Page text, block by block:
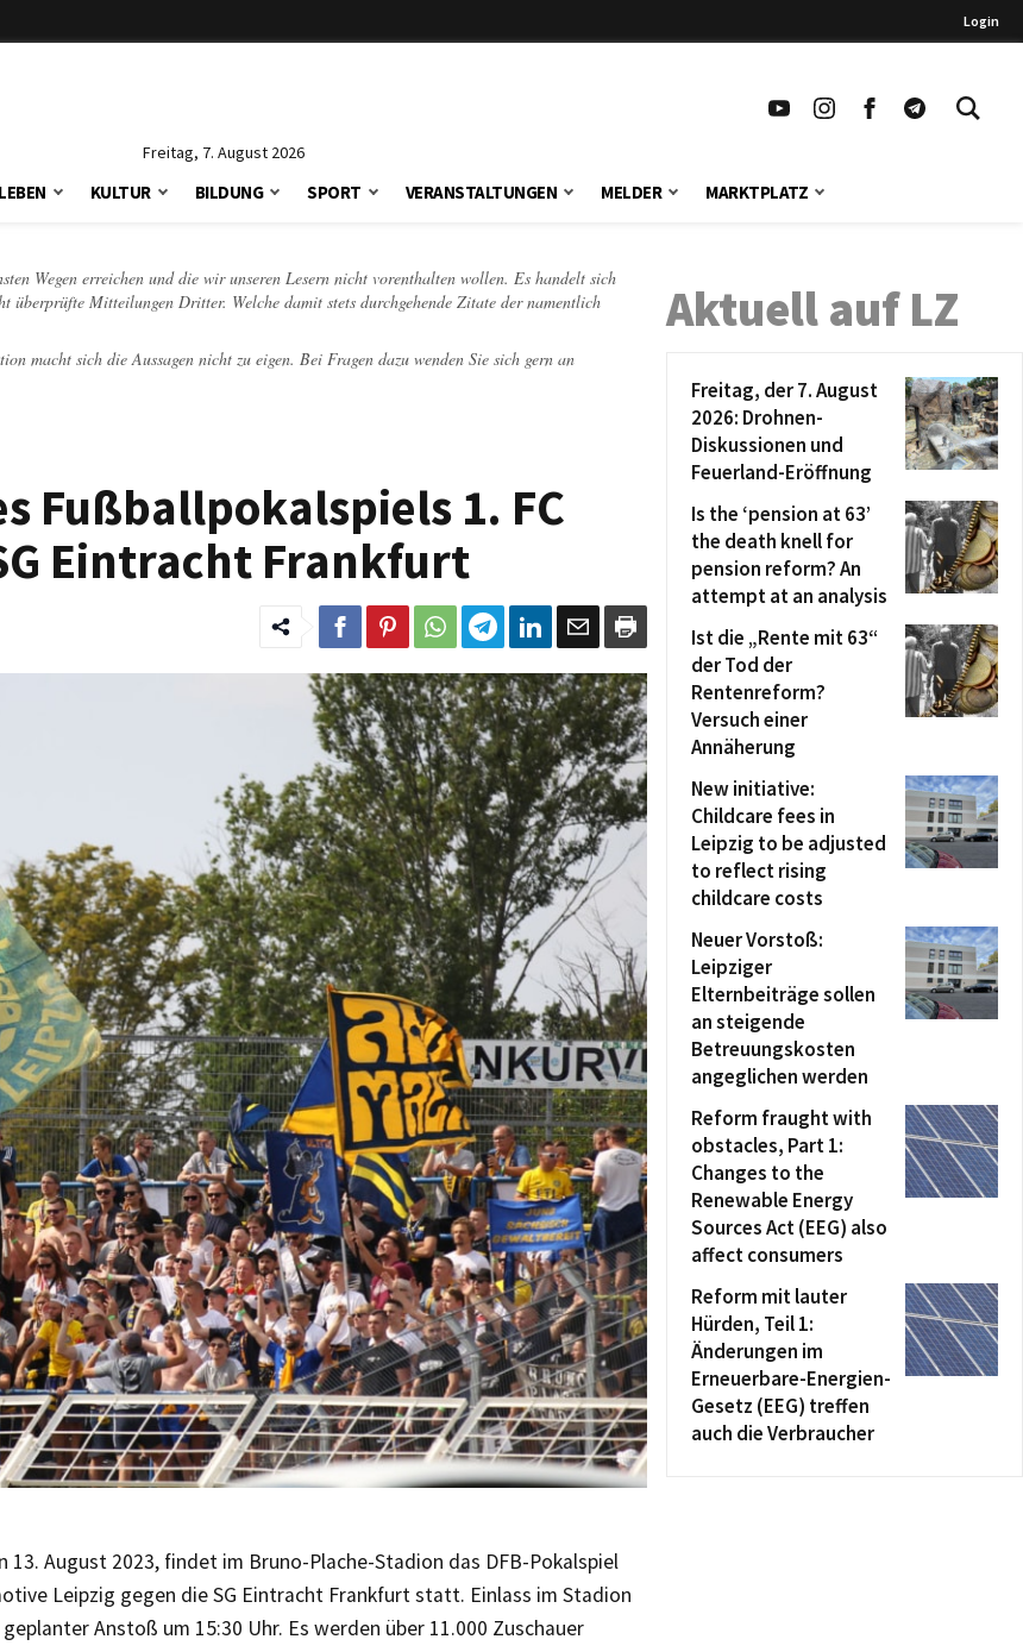
Login
Freitag, 7. August 2026
LEBEN KULTUR BILDUNG SPORT VERANSTALTUNGEN MELDER MARKTPLATZ
Wegen erreichen und die wir unseren Lesern nicht vorenthalten wollen. Es handelt sich
Mitteilungen Dritter. Welche damit stets durchgehende Zitate der namentlich
sich die Aussagen nicht zu eigen. Bei Fragen dazu wenden Sie sich gern an
Fußballpokalspiels 1. FC
Eintracht Frankfurt
13. August 2023, findet im Bruno-Plache-Stadion das DFB-Pokalspiel
Leipzig gegen die SG Eintracht Frankfurt statt. Einlass im Stadion
Anstoß um 15:30 Uhr. Es werden über 11.000 Zuschauer
Aktuell auf LZ
Freitag, der 7. August
2026: Drohnen-
Diskussionen und
Feuerland-Eröffnung
Is the ‘pension at 63’
the death knell for
pension reform? An
attempt at an analysis
Ist die „Rente mit 63“
der Tod der
Rentenreform?
Versuch einer
Annäherung
New initiative:
Childcare fees in
Leipzig to be adjusted
to reflect rising
childcare costs
Neuer Vorstoß:
Leipziger
Elternbeiträge sollen
an steigende
Betreuungskosten
angeglichen werden
Reform fraught with
obstacles, Part 1:
Changes to the
Renewable Energy
Sources Act (EEG) also
affect consumers
Reform mit lauter
Hürden, Teil 1:
Änderungen im
Erneuerbare-Energien-
Gesetz (EEG) treffen
auch die Verbraucher